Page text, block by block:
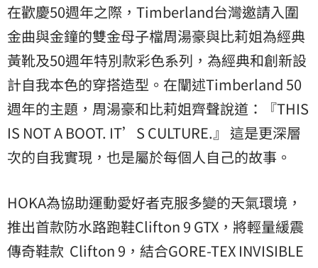
在歡慶50週年之際，Timberland台灣邀請入圍
金曲與金鐘的雙金母子檔周湯豪與比莉姐為經典
黃靴及50週年特別款彩色系列，為經典和創新設
計自我本色的穿搭造型。在闡述Timberland 50
週年的主題，周湯豪和比莉姐齊聲說道：『THIS
IS NOT A BOOT. IT’S CULTURE.』 這是更深層
次的自我實現，也是屬於每個人自己的故事。
HOKA為協助運動愛好者克服多變的天氣環境，
推出首款防水路跑鞋Clifton 9 GTX，將輕量緩震
傳奇鞋款 Clifton 9，結合GORE-TEX INVISIBLE